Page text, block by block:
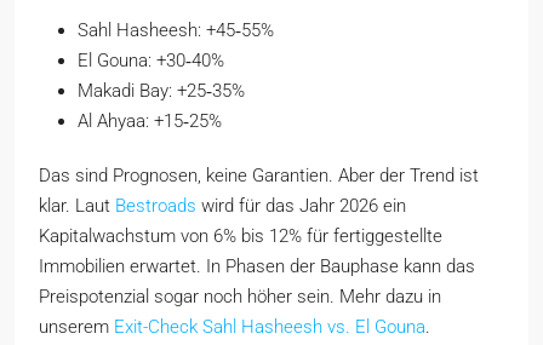
Sahl Hasheesh: +45‑55%
El Gouna: +30‑40%
Makadi Bay: +25‑35%
Al Ahyaa: +15‑25%
Das sind Prognosen, keine Garantien. Aber der Trend ist
klar. Laut Bestroads wird für das Jahr 2026 ein
Kapitalwachstum von 6% bis 12% für fertiggestellte
Immobilien erwartet. In Phasen der Bauphase kann das
Preispotenzial sogar noch höher sein. Mehr dazu in
unserem Exit-Check Sahl Hasheesh vs. El Gouna.